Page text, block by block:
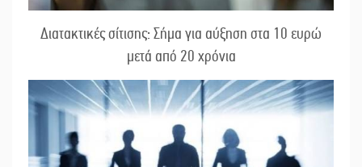
Διατακτικές σίτισης: Σήμα για αύξηση στα 10 ευρώ
μετά από 20 χρόνια